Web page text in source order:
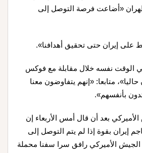
طهران «أضاعت فرصة التوصل إلى
على إيران حتى تحقيق أهدافنا».
الوقت نفسه خلال مقابلة مع فوكس
متابعا: «إنهم يتفاوضون معنا
بأنفسهم».
بعد أن قال أمس الأربعاء إن
إيران بقوة إذا لم يتم التوصل إلى
الجيش الأميركي رافق سرا سفنا محملة